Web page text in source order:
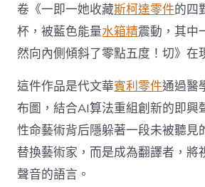
卷《一即一她收藏斯柯達零件的四
杯，被藍色能量水箱精震動，其中
然向內側傾斜了零點五度！切》在
這件作品是代文華賓利零件通過醫
布圖，結合AI算法重組創新的即興
性命藝術背后隱躲著一段未被聽
替換藝術家，而是成為翻譯者，將
聲音的語言。